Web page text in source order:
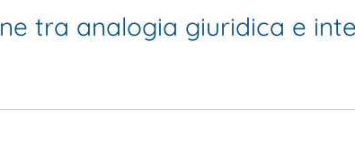
tra analogia giuridica e